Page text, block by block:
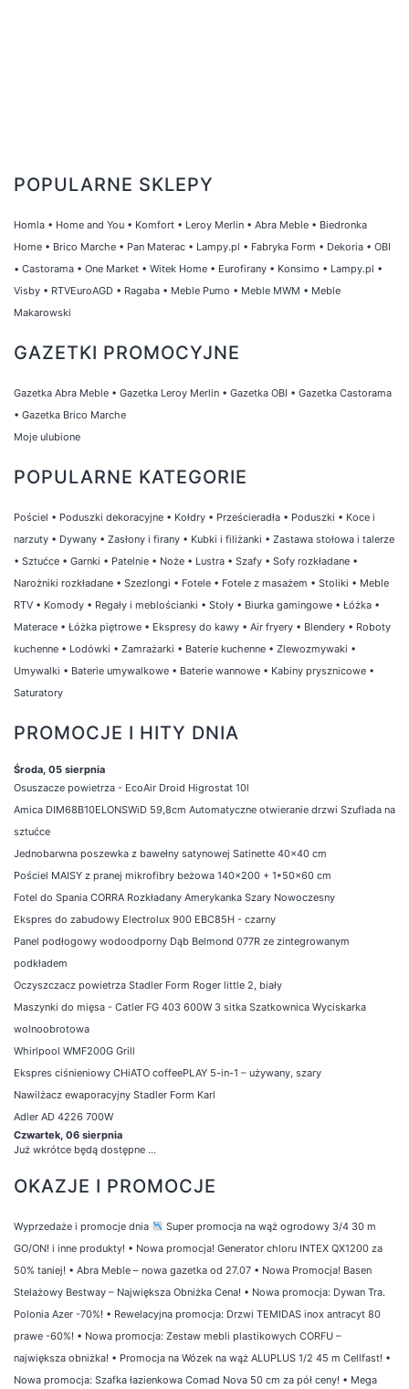
POPULARNE SKLEPY
Homla • Home and You • Komfort • Leroy Merlin • Abra Meble • Biedronka
Home • Brico Marche • Pan Materac • Lampy.pl • Fabryka Form • Dekoria • OBI
• Castorama • One Market • Witek Home • Eurofirany • Konsimo • Lampy.pl •
Visby • RTVEuroAGD • Ragaba • Meble Pumo • Meble MWM • Meble
Makarowski
GAZETKI PROMOCYJNE
Gazetka Abra Meble • Gazetka Leroy Merlin • Gazetka OBI • Gazetka Castorama
• Gazetka Brico Marche
Moje ulubione
POPULARNE KATEGORIE
Pościel • Poduszki dekoracyjne • Kołdry • Prześcieradła • Poduszki • Koce i
narzuty • Dywany • Zasłony i firany • Kubki i filiżanki • Zastawa stołowa i talerze
• Sztućce • Garnki • Patelnie • Noże • Lustra • Szafy • Sofy rozkładane •
Narożniki rozkładane • Szezlongi • Fotele • Fotele z masażem • Stoliki • Meble
RTV • Komody • Regały i meblościanki • Stoły • Biurka gamingowe • Łóżka •
Materace • Łóżka piętrowe • Ekspresy do kawy • Air fryery • Blendery • Roboty
kuchenne • Lodówki • Zamrażarki • Baterie kuchenne • Zlewozmywaki •
Umywalki • Baterie umywalkowe • Baterie wannowe • Kabiny prysznicowe •
Saturatory
PROMOCJE I HITY DNIA
Środa, 05 sierpnia
Osuszacze powietrza - EcoAir Droid Higrostat 10l
Amica DIM68B10ELONSWiD 59,8cm Automatyczne otwieranie drzwi Szuflada na
sztućce
Jednobarwna poszewka z bawełny satynowej Satinette 40x40 cm
Pościel MAISY z pranej mikrofibry beżowa 140x200 + 1*50x60 cm
Fotel do Spania CORRA Rozkładany Amerykanka Szary Nowoczesny
Ekspres do zabudowy Electrolux 900 EBC85H - czarny
Panel podłogowy wodoodporny Dąb Belmond 077R ze zintegrowanym
podkładem
Oczyszczacz powietrza Stadler Form Roger little 2, biały
Maszynki do mięsa - Catler FG 403 600W 3 sitka Szatkownica Wyciskarka
wolnoobrotowa
Whirlpool WMF200G Grill
Ekspres ciśnieniowy CHiATO coffeePLAY 5-in-1 – używany, szary
Nawilżacz ewaporacyjny Stadler Form Karl
Adler AD 4226 700W
Czwartek, 06 sierpnia
Już wkrótce będą dostępne ...
OKAZJE I PROMOCJE
Wyprzedaże i promocje dnia
Super promocja na wąż ogrodowy 3/4 30 m
GO/ON! i inne produkty! • Nowa promocja! Generator chloru INTEX QX1200 za
50% taniej! • Abra Meble – nowa gazetka od 27.07 • Nowa Promocja! Basen
Stelażowy Bestway – Największa Obniżka Cena! • Nowa promocja: Dywan Tra.
Polonia Azer -70%! • Rewelacyjna promocja: Drzwi TEMIDAS inox antracyt 80
prawe -60%! • Nowa promocja: Zestaw mebli plastikowych CORFU –
największa obniżka! • Promocja na Wózek na wąż ALUPLUS 1/2 45 m Cellfast! •
Nowa promocja: Szafka łazienkowa Comad Nova 50 cm za pół ceny! • Mega